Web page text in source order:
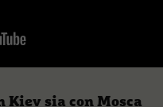
sia con Mosca